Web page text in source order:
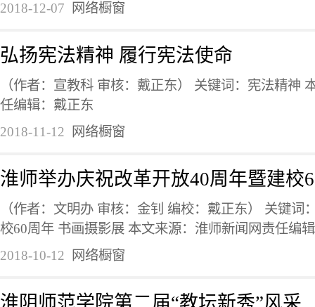
2018-12-07
网络橱窗
弘扬宪法精神 履行宪法使命
（作者：宣教科 审核：戴正东） 关键词：宪法精神
任编辑：戴正东
2018-11-12
网络橱窗
淮师举办庆祝改革开放40周年暨建校
（作者：文明办 审核：金钊 编校：戴正东） 关键词
校60周年 书画摄影展 本文来源：淮师新闻网责任编
2018-10-12
网络橱窗
淮阴师范学院第二届“教坛新秀”风采